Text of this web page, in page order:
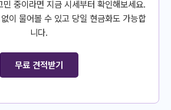
중이라면 지금 시세부터 확인해보세요.
이 물어볼 수 있고 당일 현금화도 가능합
니다.
무료 견적받기